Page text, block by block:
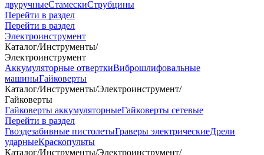
двуручныеСтамескиСтрубцины
Перейти в раздел
Перейти в раздел
Электроинструмент
Каталог/Инструменты/
Электроинструмент
Аккумуляторные отверткиВиброшлифовальные
машиныГайковерты
Каталог/Инструменты/Электроинструмент/
Гайковерты
Гайковерты аккумуляторныеГайковерты сетевые
Перейти в раздел
Гвоздезабивные пистолетыГраверы электрическиеДрели
ударныеКраскопульты
Каталог/Инструменты/Электроинструмент/